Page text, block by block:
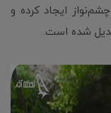
ایجاد کرده و
شده ‌است.